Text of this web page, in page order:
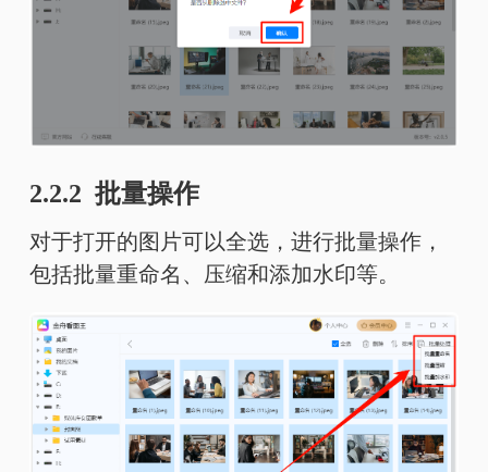
2.2.2 批量操作
对于打开的图片可以全选，进行批量操作，
包括批量重命名、压缩和添加水印等。